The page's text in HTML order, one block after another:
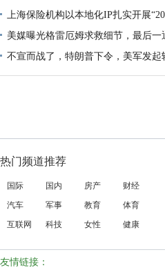
上海保险机构以本地化IP扎实开展
美媒曝光格雷厄姆求救细节，最后一
不宣而战了，特朗普下令，美军发起
热门频道推荐
国际 国内 房产
财经
汽车
军事 教育
体育
互联网
科技 女性 健康
友情链接：